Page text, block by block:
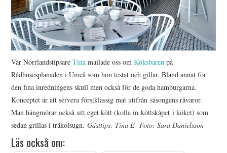
Vår NorrlandstipsareTina mailade oss omKöksbaren på
Rådhusesplanaden i Umeå som hon testat och gillar. Bland annat för
den fina inredningens skull men också för de goda hamburgarna.
Konceptet är att servera förstklassig mat utifrån säsongens råvaror.
Man hängmörar också sitt eget kött (kolla in köttskåpet i köket) som
sedan grillas i träkolsugn.Gästtips: Tina E Foto: Sara Danielsson
Läs också om: